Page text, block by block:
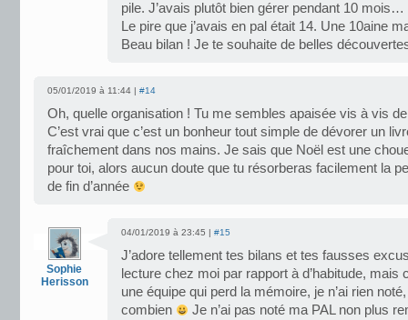
pile. J’avais plutôt bien gérer pendant 10
Le pire que j’avais en pal était 14. Une 10aine
Beau bilan ! Je te souhaite de belles
05/01/2019 à 11:44 | #14
Oh, quelle organisation ! Tu me sembles apaisée vis à vis
C’est vrai que c’est un bonheur tout simple de dévorer un
fraîchement dans nos mains. Je sais que Noël est une
pour toi, alors aucun doute que tu résorberas facilement la
de fin d’année
Sophie
Herisson
04/01/2019 à 23:45 | #15
J’adore tellement tes bilans et tes fausses
lecture chez moi par rapport à d’habitude,
une équipe qui perd la mémoire, je n’ai rien
combien
Je n’ai pas noté ma PAL non plus